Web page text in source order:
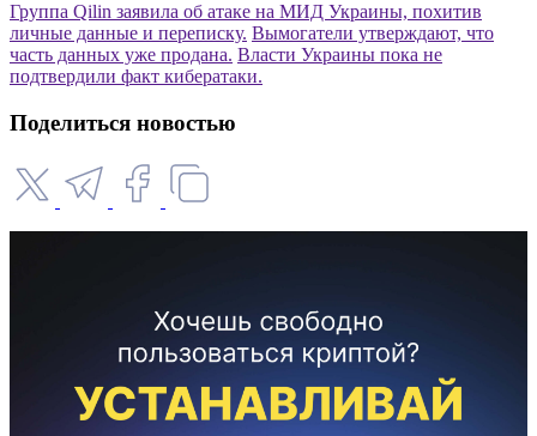
Группа Qilin заявила об атаке на МИД Украины, похитив
личные данные и переписку. Вымогатели утверждают, что
часть данных уже продана. Власти Украины пока не
подтвердили факт кибератаки.
Поделиться новостью